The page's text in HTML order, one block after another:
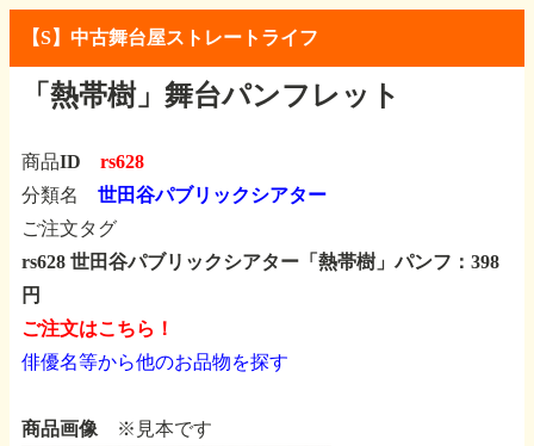
【S】中古舞台屋ストレートライフ
「熱帯樹」舞台パンフレット
商品ID rs628
分類名 世田谷パブリックシアター
ご注文タグ
rs628 世田谷パブリックシアター「熱帯樹」パンフ：398
円
ご注文はこちら！
俳優名等から他のお品物を探す
商品画像 ※見本です